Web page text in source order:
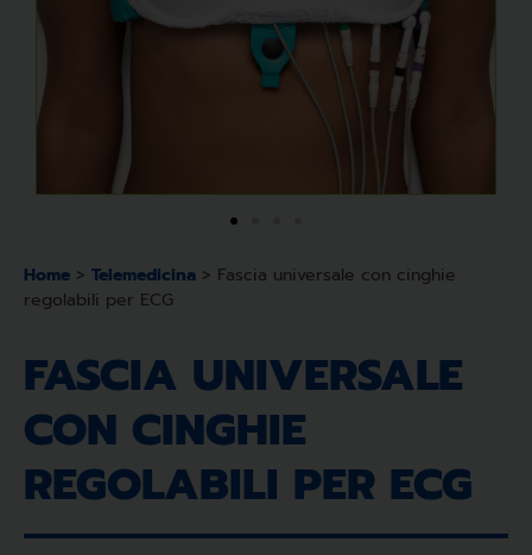
Home > Telemedicina > Fascia universale con cinghie
regolabili per ECG
FASCIA UNIVERSALE
CON CINGHIE
REGOLABILI PER ECG